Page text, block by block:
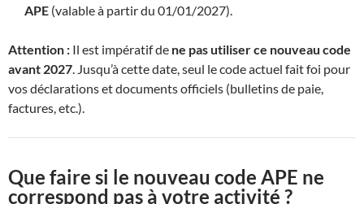
APE (valable à partir du 01/01/2027).
Attention : Il est impératif de ne pas utiliser ce nouveau code
avant 2027. Jusqu’à cette date, seul le code actuel fait foi pour
vos déclarations et documents officiels (bulletins de paie,
factures, etc.).
Que faire si le nouveau code APE ne
correspond pas à votre activité ?